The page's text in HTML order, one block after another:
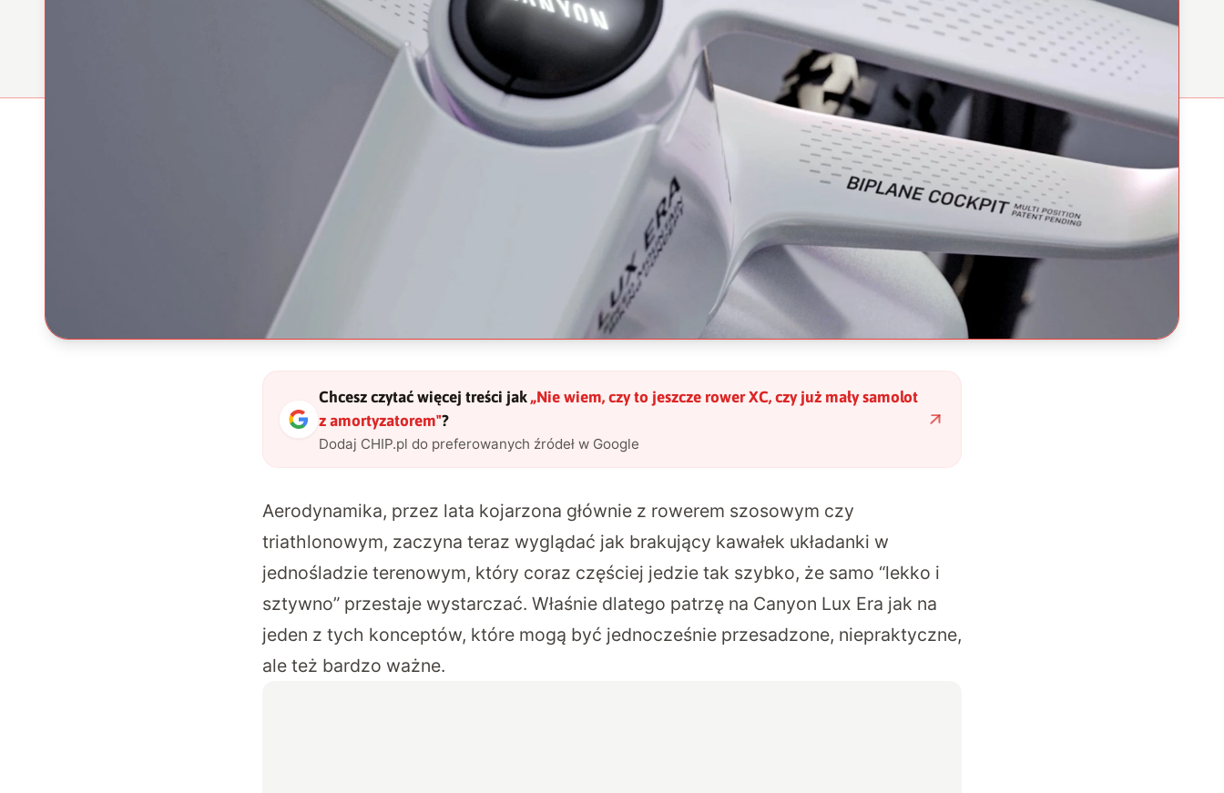
Chcesz czytać więcej treści jak „Nie wiem, czy to jeszcze rower XC, czy już mały samolot
z amortyzatorem"?
Dodaj CHIP.pl do preferowanych źródeł w Google
Aerodynamika, przez lata kojarzona głównie z rowerem szosowym czy
triathlonowym, zaczyna teraz wyglądać jak brakujący kawałek układanki w
jednośladzie terenowym, który coraz częściej jedzie tak szybko, że samo “lekko i
sztywno” przestaje wystarczać. Właśnie dlatego patrzę na Canyon Lux Era jak na
jeden z tych konceptów, które mogą być jednocześnie przesadzone, niepraktyczne,
ale też bardzo ważne.